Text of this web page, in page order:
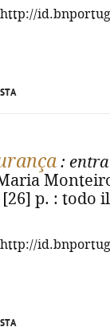
:
p. : todo